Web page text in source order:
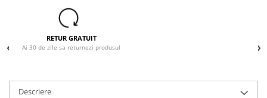
Cuburi ceramice ONECera
Blocuri Disilicat de litiu
AMBER MILL C12
AMBER MILL C32
RETUR GRATUIT
Ai 30 de zile sa returnezi produsul
Descriere